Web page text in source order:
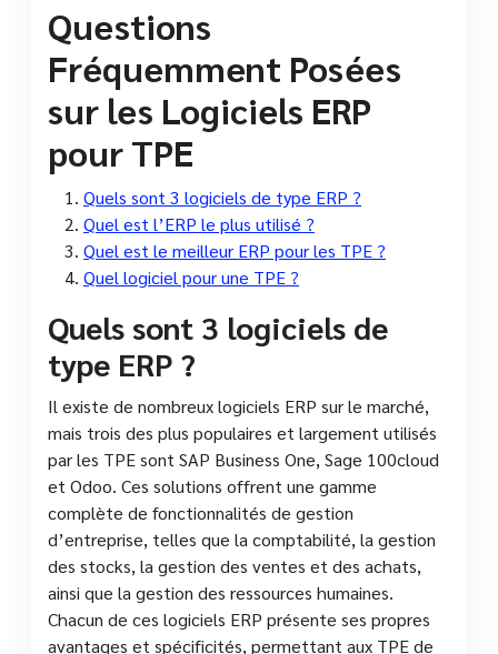
Questions
Fréquemment Posées
sur les Logiciels ERP
pour TPE
Quels sont 3 logiciels de type ERP ?
Quel est l’ERP le plus utilisé ?
Quel est le meilleur ERP pour les TPE ?
Quel logiciel pour une TPE ?
Quels sont 3 logiciels de
type ERP ?
Il existe de nombreux logiciels ERP sur le marché,
mais trois des plus populaires et largement utilisés
par les TPE sont SAP Business One, Sage 100cloud
et Odoo. Ces solutions offrent une gamme
complète de fonctionnalités de gestion
d’entreprise, telles que la comptabilité, la gestion
des stocks, la gestion des ventes et des achats,
ainsi que la gestion des ressources humaines.
Chacun de ces logiciels ERP présente ses propres
avantages et spécificités, permettant aux TPE de